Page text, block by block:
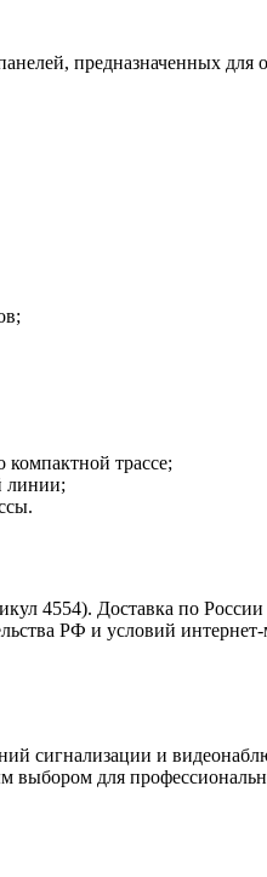
предназначенных
трассе;
линии;
4554). Доставка по
РФ и условий
сигнализации и
выбором для